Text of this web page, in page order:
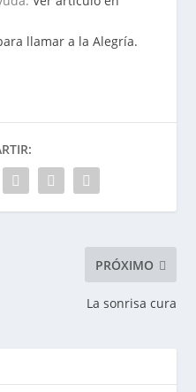
llamar a la Alegría.
PRÓXIMO
La sonrisa cura